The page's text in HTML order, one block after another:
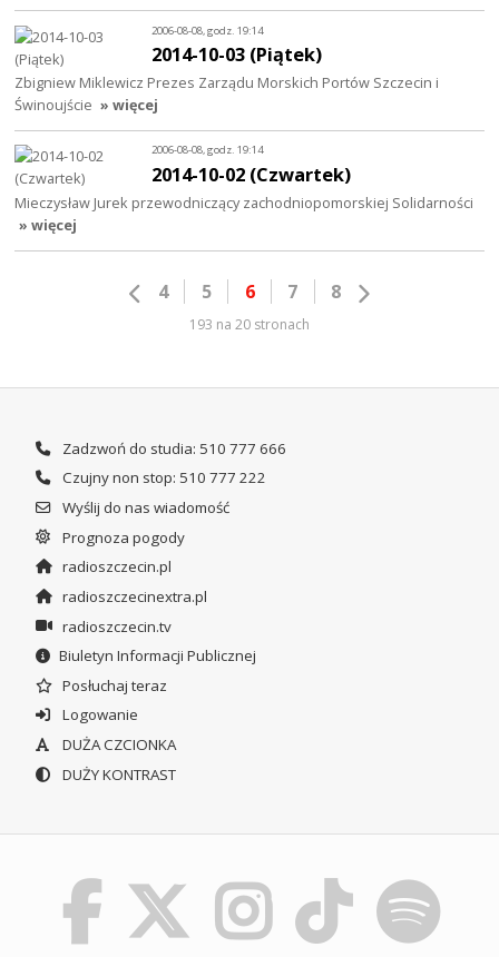
2006-08-08, godz. 19:14
2014-10-03 (Piątek)
Zbigniew Miklewicz Prezes Zarządu Morskich Portów Szczecin i
Świnoujście » więcej
2006-08-08, godz. 19:14
2014-10-02 (Czwartek)
Mieczysław Jurek przewodniczący zachodniopomorskiej Solidarności
» więcej
4 5 6 7 8
193 na 20 stronach
Zadzwoń do studia: 510 777 666
Czujny non stop: 510 777 222
Wyślij do nas wiadomość
Prognoza pogody
radioszczecin.pl
radioszczecinextra.pl
radioszczecin.tv
Biuletyn Informacji Publicznej
Posłuchaj teraz
Logowanie
DUŻA CZCIONKA
DUŻY KONTRAST